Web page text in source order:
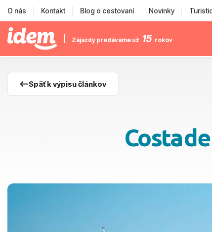
O nás Kontakt Blog o cestovaní Novinky
Zájazdy predávame už 15 rokov
Späť k výpisu článkov
Costa